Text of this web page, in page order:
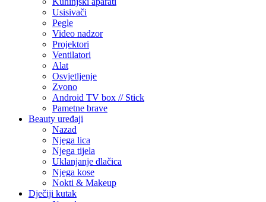
Usisivači
Pegle
Video nadzor
Projektori
Ventilatori
Alat
Osvjetljenje
Zvono
Android TV box // Stick
Pametne brave
Beauty uređaji
Nazad
Njega lica
Njega tijela
Uklanjanje dlačica
Njega kose
Nokti & Makeup
Dječiji kutak